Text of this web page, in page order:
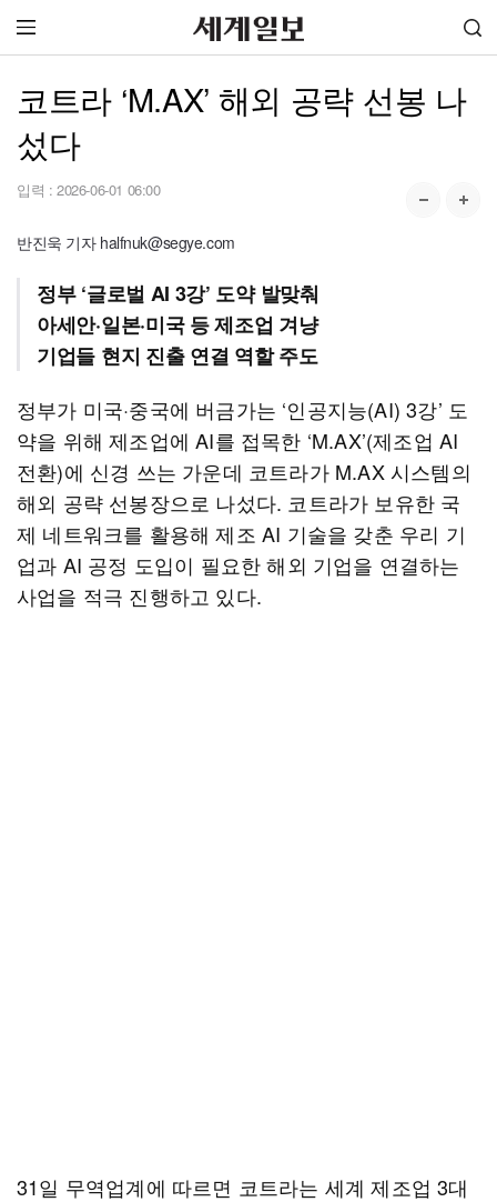
코트라 ‘M.AX’ 해외 공략 선봉 나
섰다
입력 : 2026-06-01 06:00
반진욱 기자 halfnuk@segye.com
정부 ‘글로벌 AI 3강’ 도약 발맞춰
아세안·일본·미국 등 제조업 겨냥
기업들 현지 진출 연결 역할 주도
정부가 미국·중국에 버금가는 ‘인공지능(AI) 3강’ 도
약을 위해 제조업에 AI를 접목한 ‘M.AX’(제조업 AI
전환)에 신경 쓰는 가운데 코트라가 M.AX 시스템의
해외 공략 선봉장으로 나섰다. 코트라가 보유한 국
제 네트워크를 활용해 제조 AI 기술을 갖춘 우리 기
업과 AI 공정 도입이 필요한 해외 기업을 연결하는
사업을 적극 진행하고 있다.
31일 무역업계에 따르면 코트라는 세계 제조업 3대